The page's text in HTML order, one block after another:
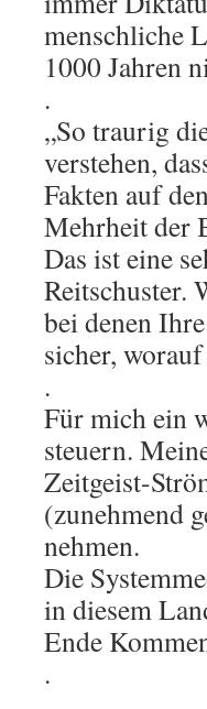
menschliche
1000 Jahren
.
„So traurig
verstehen,
Fakten auf
Mehrheit der
Das ist eine
Reitschuster.
bei denen
sicher,
.
Für mich ein
steuern.
Zeitgeist-
(zunehmend
nehmen.
Die
in diesem
Ende
.